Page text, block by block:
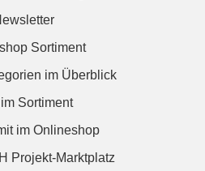
Sortiment
im Überblick
Sortiment
im Onlineshop
Projekt-Marktplatz